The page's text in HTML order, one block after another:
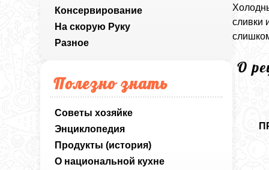
Консервирование
На скорую Руку
Разное
Полезно знать
Советы хозяйке
Энциклопедия
Продукты (история)
О национальной кухне
сливки
О